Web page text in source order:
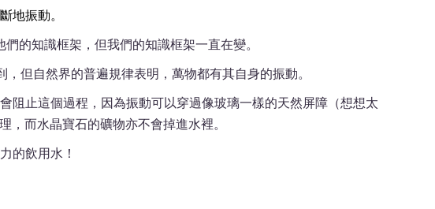
地振動。
的知識框架，但我們的知識框架一直在變。
但自然界的普遍規律表明，萬物都有其自身的振動。
阻止這個過程，因為振動可以穿過像玻璃一樣的天然屏障（想想太
而水晶寶石的礦物亦不會掉進水裡。
的飲用水！